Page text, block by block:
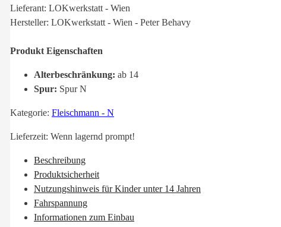
Lieferant: LOKwerkstatt - Wien
Hersteller: LOKwerkstatt - Wien - Peter Behavy
Produkt Eigenschaften
Alterbeschränkung: ab 14
Spur: Spur N
Kategorie: Fleischmann - N
Lieferzeit: Wenn lagernd prompt!
Beschreibung
Produktsicherheit
Nutzungshinweis für Kinder unter 14 Jahren
Fahrspannung
Informationen zum Einbau